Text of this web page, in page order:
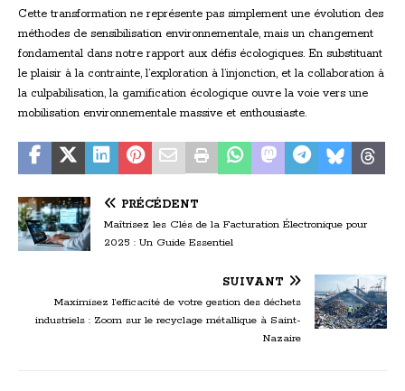
Cette transformation ne représente pas simplement une évolution des
méthodes de sensibilisation environnementale, mais un changement
fondamental dans notre rapport aux défis écologiques. En substituant
le plaisir à la contrainte, l’exploration à l’injonction, et la collaboration à
la culpabilisation, la gamification écologique ouvre la voie vers une
mobilisation environnementale massive et enthousiaste.
PRÉCÉDENT
Maîtrisez les Clés de la Facturation Électronique pour
2025 : Un Guide Essentiel
SUIVANT
Maximisez l’efficacité de votre gestion des déchets
industriels : Zoom sur le recyclage métallique à Saint-
Nazaire